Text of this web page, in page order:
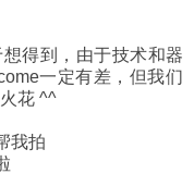
得到，由于技术和器
一定有差，但我们
花 ^^
我拍